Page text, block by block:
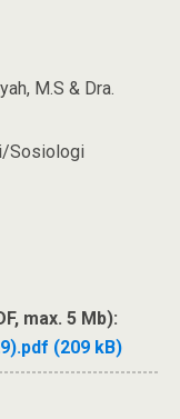
M.S & Dra.
Sosiologi
max. 5 Mb):
(209 kB)